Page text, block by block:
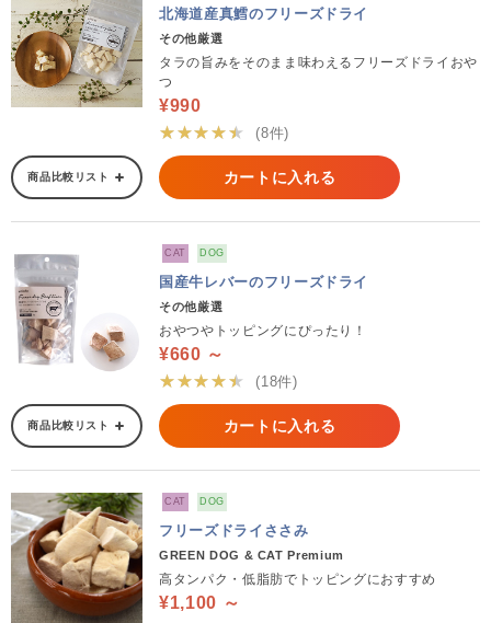
北海道産真鱈のフリーズドライ
その他厳選
タラの旨みをそのまま味わえるフリーズドライおや
つ
¥990
★★★★★
(8件)
商品比較リスト カートに入れる
CAT DOG
国産牛レバーのフリーズドライ
その他厳選
おやつやトッピングにぴったり！
¥660 ～
★★★★★
(18件)
商品比較リスト カートに入れる
CAT DOG
フリーズドライささみ
GREEN DOG & CAT Premium
高タンパク・低脂肪でトッピングにおすすめ
¥1,100 ～